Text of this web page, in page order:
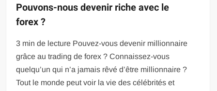
Pouvons-nous devenir riche avec le
forex ?
3 min de lecture Pouvez-vous devenir millionnaire
grâce au trading de forex ? Connaissez-vous
quelqu’un qui n’a jamais rêvé d’être millionnaire ?
Tout le monde peut voir la vie des célébrités et